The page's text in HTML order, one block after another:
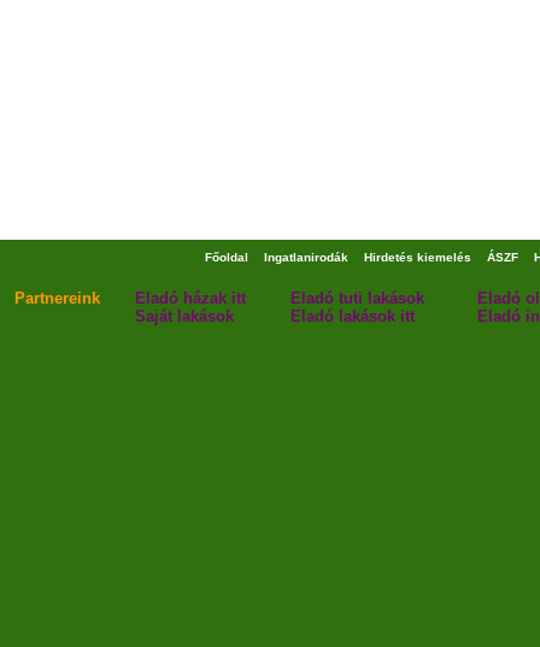
Főoldal Ingatlanirodák Hirdetés kiemelés ÁSZF
Partnereink Eladó házak itt Eladó tuti lakások
Eladó
Saját lakások
Eladó lakások itt Eladó